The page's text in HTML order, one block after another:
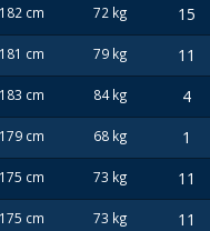
182 cm 72 kg 15
181 cm 79 kg 11
183 cm 84 kg 4
179 cm 68 kg 1
175 cm 73 kg 11
175 cm 73 kg 11